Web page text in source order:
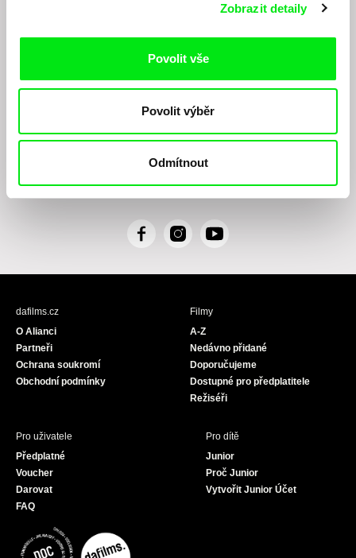
Zobrazit detaily
Povolit vše
Povolit výběr
Odmítnout
elektronickými prostředky a souvisejícím zpracováním osobních údajů pro účely
Zásady zpracování osobních údajů, textu rozumím a souhlasím s ním, přičemž
F
c
I
s
Y
u
dafilms.cz
O Alianci
Partneři
Ochrana soukromí
Obchodní podmínky
Filmy
A-Z
Nedávno přidané
Doporučujeme
Dostupné pro předplatitele
Režiséři
Pro uživatele
Předplatné
Voucher
Darovat
FAQ
Pro dítě
Junior
Proč Junior
Vytvořit Junior Účet